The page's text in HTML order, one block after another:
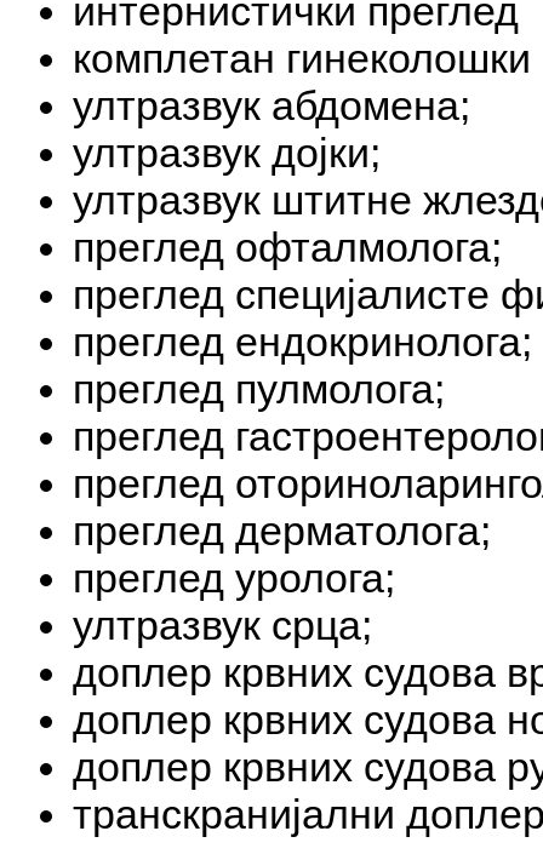
интернистички преглед
комплетан
ултразвук абдомена;
ултразвук дојки;
ултразвук штитне
преглед офталмолога;
преглед специјалисте
преглед ендокринолога;
преглед пулмолога;
преглед
преглед
преглед дерматолога;
преглед уролога;
ултразвук срца;
доплер крвних судова
доплер крвних судова
доплер крвних судова
транскранијални